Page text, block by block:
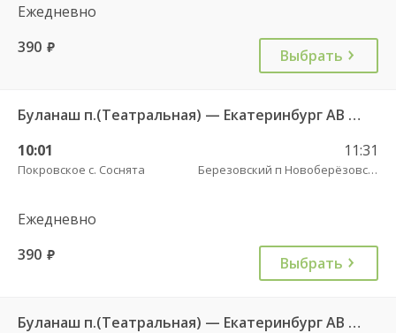
Ежедневно
390 руб. Выбрать
Буланаш п.(Театральная) — Екатеринбург АВ Северный 523
10:01
Покровское с. Соснята
11:31
Березовский п Новоберёзовский
Ежедневно
390 руб. Выбрать
Буланаш п.(Театральная) — Екатеринбург АВ Северный 523